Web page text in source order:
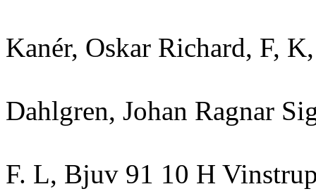
Kanér, Oskar Richard, F,
Dahlgren, Johan Ragnar
F. L, Bjuv 91 10 H